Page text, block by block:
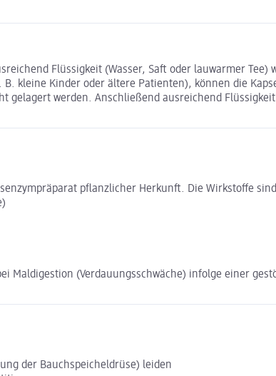
Flüssigkeit (Wasser, Saft oder lauwarmer
B. kleine Kinder oder ältere Patienten), können die
gelagert werden. Anschließend ausreichend
pflanzlicher Herkunft. Die Wirkstoffe
Maldigestion (Verdauungsschwäche) infolge einer
der Bauchspeicheldrüse) leiden